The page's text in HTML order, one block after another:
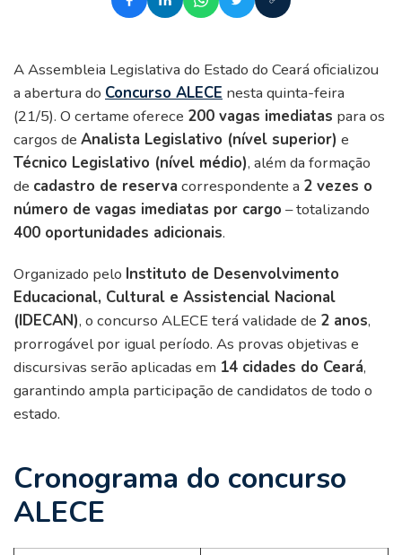
A Assembleia Legislativa do Estado do Ceará oficializou
a abertura do Concurso ALECE nesta quinta-feira
(21/5). O certame oferece 200 vagas imediatas para os
cargos de Analista Legislativo (nível superior) e
Técnico Legislativo (nível médio), além da formação
de cadastro de reserva correspondente a 2 vezes o
número de vagas imediatas por cargo – totalizando
400 oportunidades adicionais.
Organizado pelo Instituto de Desenvolvimento
Educacional, Cultural e Assistencial Nacional
(IDECAN), o concurso ALECE terá validade de 2 anos,
prorrogável por igual período. As provas objetivas e
discursivas serão aplicadas em 14 cidades do Ceará,
garantindo ampla participação de candidatos de todo o
estado.
Cronograma do concurso
ALECE